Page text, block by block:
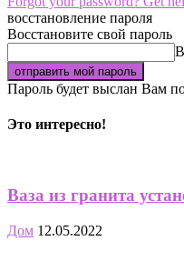
восстановление пароля
Восстановите свой пароль
Пароль будет выслан Вам
Это интересно!
Ваза из гранита
Дом 12.05.2022